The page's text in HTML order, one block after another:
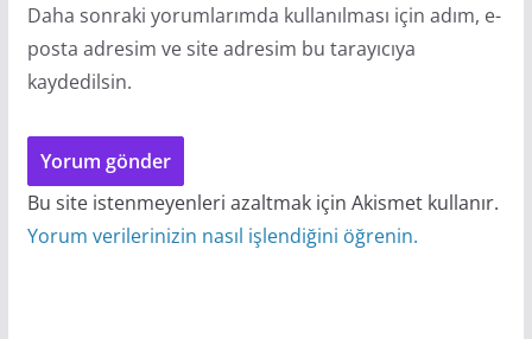
Daha sonraki yorumlarımda kullanılması için adım, e-
posta adresim ve site adresim bu tarayıcıya
kaydedilsin.
Bu site istenmeyenleri azaltmak için Akismet kullanır.
Yorum verilerinizin nasıl işlendiğini öğrenin.